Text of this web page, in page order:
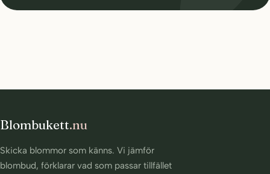
Blombukett.nu
Skicka blommor som känns. Vi jämför
blombud, förklarar vad som passar tillfället